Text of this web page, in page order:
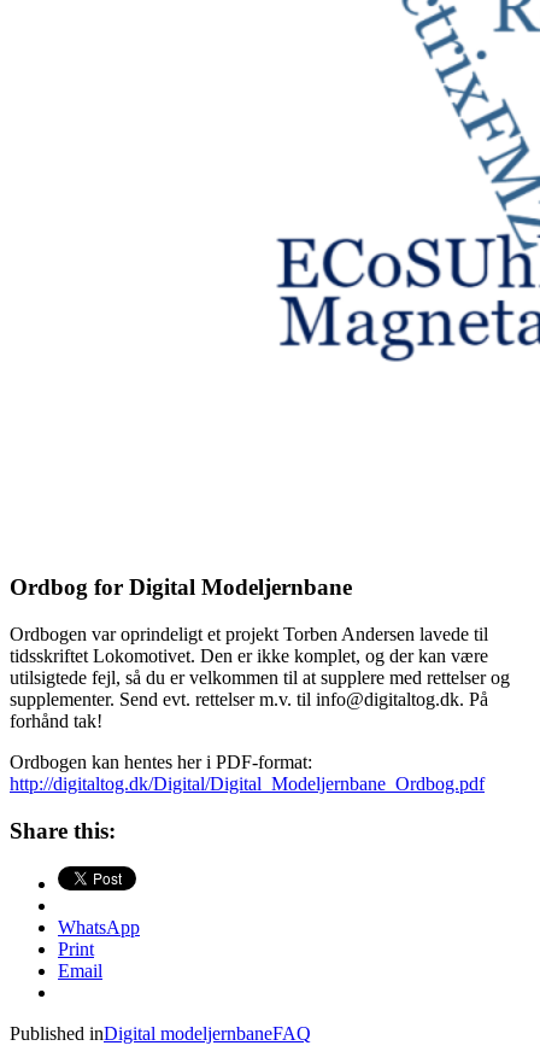
Ordbog for Digital Modeljernbane
Ordbogen var oprindeligt et projekt Torben Andersen lavede til
tidsskriftet Lokomotivet. Den er ikke komplet, og der kan være
utilsigtede fejl, så du er velkommen til at supplere med rettelser og
supplementer. Send evt. rettelser m.v. til info@digitaltog.dk. På
forhånd tak!
Ordbogen kan hentes her i PDF-format:
http://digitaltog.dk/Digital/Digital_Modeljernbane_Ordbog.pdf
Share this:
WhatsApp
Print
Email
Published inDigital modeljernbaneFAQ